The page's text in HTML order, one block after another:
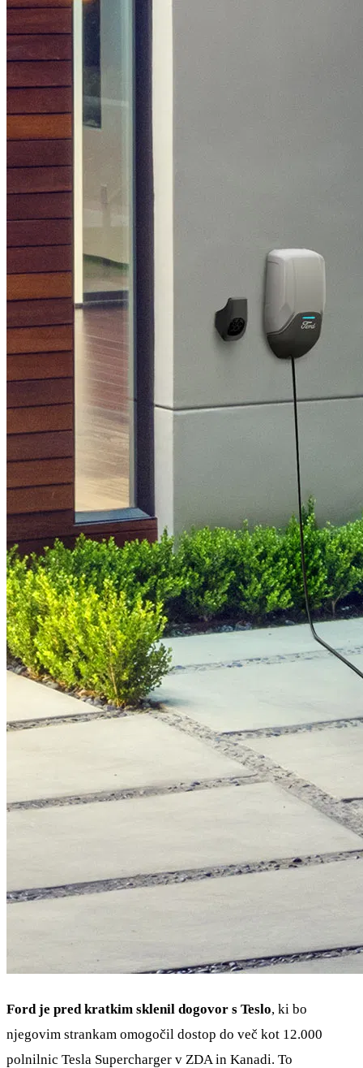
Ford je pred kratkim sklenil dogovor s Teslo, ki bo
njegovim strankam omogočil dostop do več kot 12.000
polnilnic Tesla Supercharger v ZDA in Kanadi. To